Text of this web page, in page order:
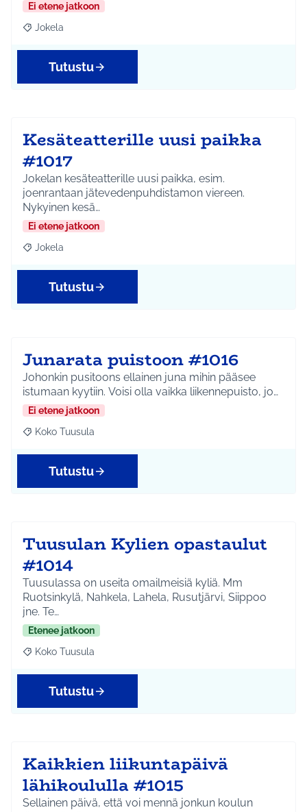
Ei etene jatkoon
Rajaa tulokset aihepiirin mukaan: Jokela
Jokela
Tutustu
Kesäteatterille uusi paikka
#1017
Jokelan kesäteatterille uusi paikka, esim.
joenrantaan jätevedenpuhdistamon viereen.
Nykyinen kesä…
Ei etene jatkoon
Rajaa tulokset aihepiirin mukaan: Jokela
Jokela
Tutustu
Junarata puistoon #1016
Johonkin pusitoons ellainen juna mihin pääsee
istumaan kyytiin. Voisi olla vaikka liikennepuisto, jo…
Ei etene jatkoon
Rajaa tulokset aihepiirin mukaan: Koko Tuusula
Koko Tuusula
Tutustu
Tuusulan Kylien opastaulut
#1014
Tuusulassa on useita omailmeisiä kyliä. Mm
Ruotsinkylä, Nahkela, Lahela, Rusutjärvi, Siippoo
jne. Te…
Etenee jatkoon
Rajaa tulokset aihepiirin mukaan: Koko Tuusula
Koko Tuusula
Tutustu
Kaikkien liikuntapäivä
lähikoululla #1015
Sellainen päivä, että voi mennä jonkun koulun